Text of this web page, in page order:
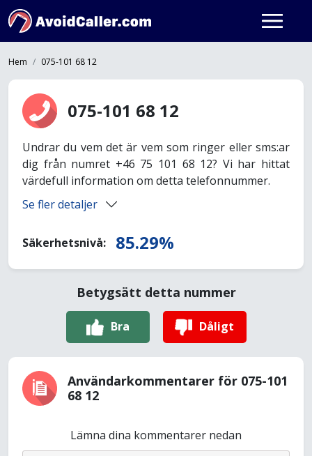
Hem 075-101 68 12
075-101 68 12
Undrar du vem det är vem som ringer eller sms:ar
dig från numret +46 75 101 68 12? Vi har hittat
värdefull information om detta telefonnummer.
Se fler detaljer
Säkerhetsnivå: 85.29%
Betygsätt detta nummer
Bra Dåligt
Användarkommentarer för 075-101
68 12
Lämna dina kommentarer nedan